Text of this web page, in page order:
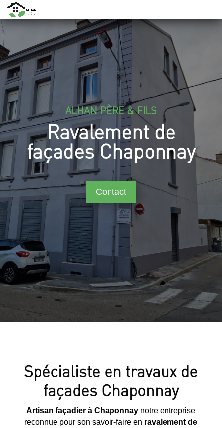
ALHAN PÈRE & FILS
Ravalement de
façades Chaponnay
Contact
Spécialiste en travaux de
façades Chaponnay
Artisan façadier à Chaponnay notre entreprise
reconnue pour son savoir-faire en ravalement de